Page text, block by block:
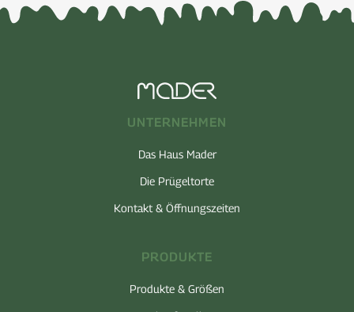
UNTERNEHMEN
Das Haus Mader
Die Prügeltorte
Kontakt & Öffnungszeiten
PRODUKTE
Produkte & Größen